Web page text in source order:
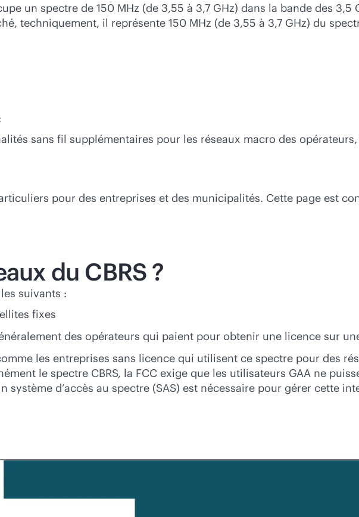
un spectre de 150 MHz (de 3,55 à 3,7 GHz) dans la bande des 3,5
techniquement, il représente 150 MHz (de 3,55 à 3,7 GHz) du
sans fil supplémentaires pour les réseaux macro des
pour des entreprises et des municipalités. Cette page est
du CBRS ?
suivants :
fixes
des opérateurs qui paient pour obtenir une licence sur
les entreprises sans licence qui utilisent ce spectre pour des
le spectre CBRS, la FCC exige que les utilisateurs GAA ne
système d’accès au spectre (SAS) est nécessaire pour gérer cette